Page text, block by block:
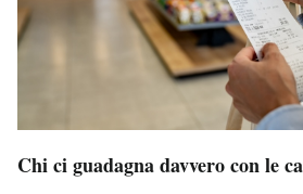
Chi ci guadagna davvero con le